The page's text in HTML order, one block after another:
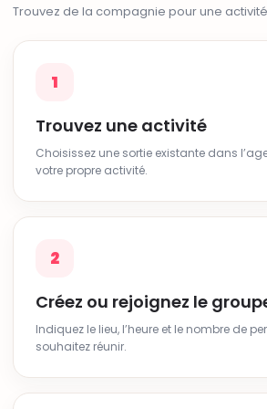
Trouvez de la compagnie pour une
1
Trouvez une activité
Choisissez une sortie existante dans
votre propre activité.
2
Créez ou rejoignez le
Indiquez le lieu, l’heure et le nombre de
souhaitez réunir.